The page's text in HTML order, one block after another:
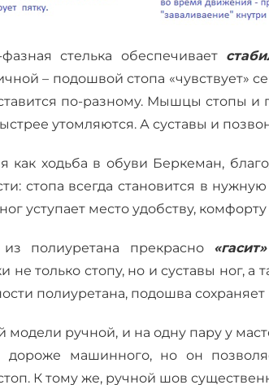
стелька обеспечивает
– подошвой стопа «чувствует»
по-разному. Мышцы стопы и
утомляются. А суставы и
как ходьба в обуви Беркеман,
стопа всегда становится в
уступает место удобству,
из полиуретана прекрасно
не только стопу, но и суставы ног,
полиуретана, подошва
модели ручной, и на одну пару у
дороже машинного, но он
К тому же, ручной шов